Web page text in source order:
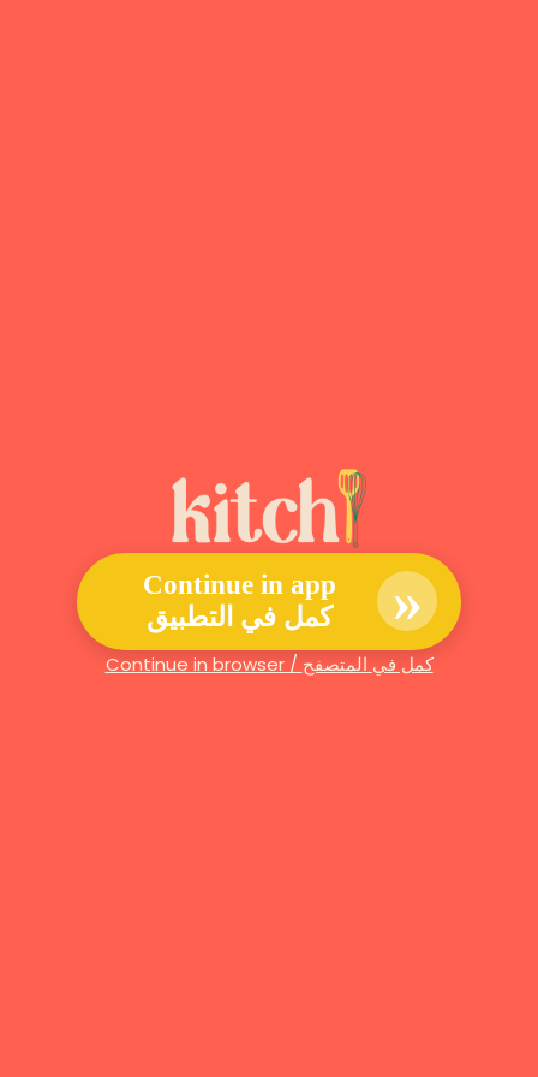
Continue in app
كمل في التطبيق
»
Continue in browser / كمل في المتصفح